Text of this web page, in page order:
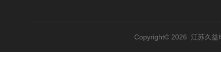
Copyright© 2026 江苏久